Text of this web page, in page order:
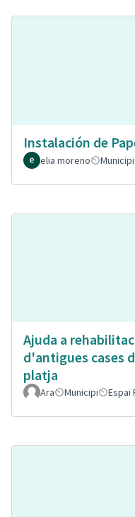
Instalación de
elia moreno
Municipi
Ajuda a
d'antigues cases
platja
Ara Municipi Espai